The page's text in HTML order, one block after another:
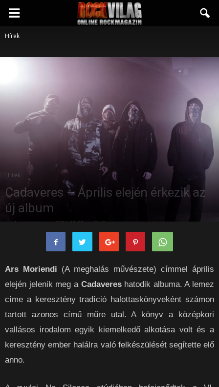
Rockvilág.hu
Hírek
Hírek
Cadaveres – Április elején érkezik az
új album
rockpanorama - 2021-02-22 0
Ars Moriendi (A meghalás művészete) címmel április
elején jelenik meg a Cadavereshatodik albuma. A lemez
címe a keresztény tradíció halottaskönyveként számon
tartott azonos című műre utal. A könyv a középkori
vallásos irodalom egyik kiemelkedő alkotása volt és a
keresztény ember halálra való felkészülését segítette elő
anno.